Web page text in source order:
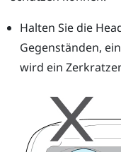
Halten Sie die
Gegenständen,
wird ein